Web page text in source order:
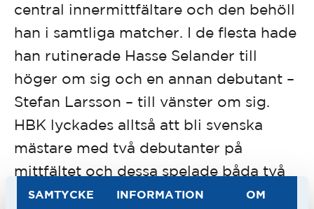
SAMTYCKE INFORMATION OM
central innermittfältare och den behöll
han i samtliga matcher. I de flesta hade
han rutinerade Hasse Selander till
höger om sig och en annan debutant –
Stefan Larsson – till vänster om sig.
HBK lyckades alltså att bli svenska
mästare med två debutanter på
mittfältet och dessa spelade båda två
samtliga matcher.